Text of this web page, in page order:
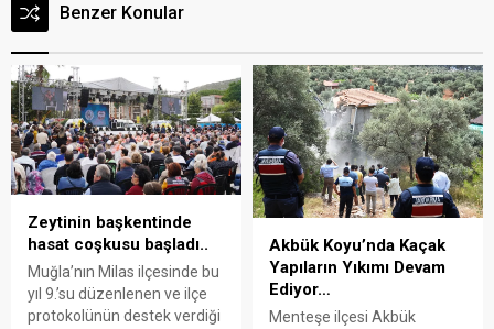
Benzer Konular
Zeytinin başkentinde
hasat coşkusu başladı..
Muğla’nın Milas ilçesinde bu
yıl 9.’su düzenlenen ve ilçe
protokolünün destek verdiği
Akbük Koyu’nda Kaçak
Yapıların Yıkımı Devam
Ediyor…
Menteşe ilçesi Akbük